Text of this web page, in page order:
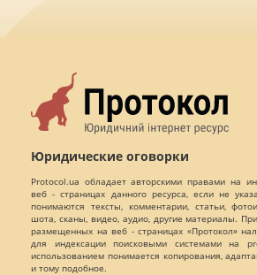
Юридические оговорки
Protocol.ua обладает авторскими правами на
веб - страницах данного ресурса, если не
понимаются тексты, комментарии, статьи,
шота, сканы, видео, аудио, другие материалы.
размещенных на веб - страницах «Протокол»
для индексации поисковыми системами на
использованием понимается копирования,
и тому подобное.